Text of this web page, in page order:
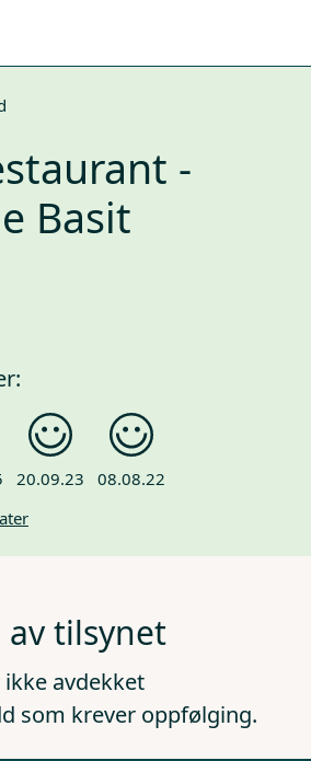
-
Basit
20.09.23
08.08.22
tilsynet
avdekket
som krever oppfølging.